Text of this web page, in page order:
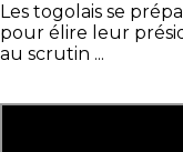
Les togolais se
pour élire leur
au scrutin ...